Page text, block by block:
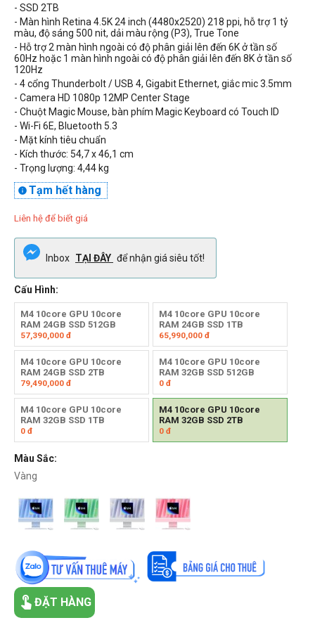
- SSD 2TB
- Màn hình Retina 4.5K 24 inch (4480x2520) 218 ppi, hỗ trợ 1 tỷ
màu, độ sáng 500 nit, dải màu rộng (P3), True Tone
- Hỗ trợ 2 màn hình ngoài có độ phân giải lên đến 6K ở tần số
60Hz hoặc 1 màn hình ngoài có độ phân giải lên đến 8K ở tần số
120Hz
- 4 cổng Thunderbolt / USB 4, Gigabit Ethernet, giắc mic 3.5mm
- Camera HD 1080p 12MP Center Stage
- Chuột Magic Mouse, bàn phím Magic Keyboard có Touch ID
- Wi-Fi 6E, Bluetooth 5.3
- Mặt kính tiêu chuẩn
- Kích thước: 54,7x 46,1 cm
- Trọng lượng: 4,44 kg
Tạm hết hàng

Liên hệ để biết giá
Inbox TẠI ĐÂY để nhận giá siêu tốt!
Cấu Hình:
M4 10core GPU 10core
RAM 24GB SSD 512GB
57,390,000 đ
M4 10core GPU 10core
RAM 24GB SSD 1TB
65,990,000đ
M4 10core GPU 10core
RAM 24GB SSD 2TB
79,490,000 đ
M4 10core GPU 10core
RAM 32GB SSD 512GB
0đ
M4 10core GPU 10core
RAM 32GB SSD 1TB
0 đ
M4 10core GPU 10core
RAM 32GB SSD 2TB
0đ
Màu Sắc:
Vàng
ĐẶT HÀNG